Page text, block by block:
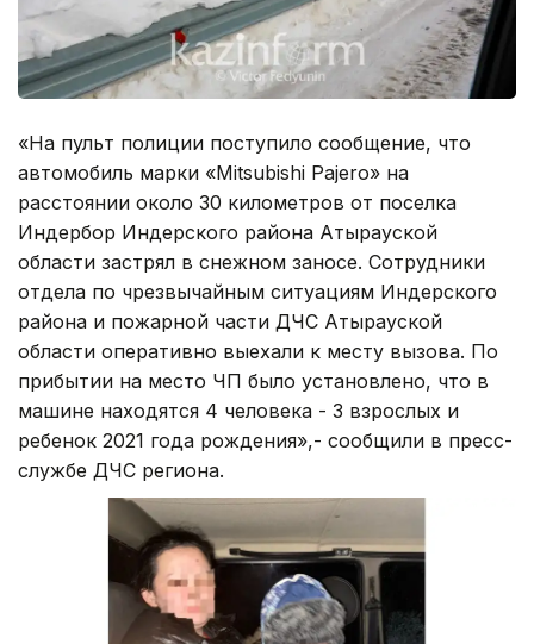
«На пульт полиции поступило сообщение, что
автомобиль марки «Mitsubishi Pajero» на
расстоянии около 30 километров от поселка
Индербор Индерского района Атырауской
области застрял в снежном заносе. Сотрудники
отдела по чрезвычайным ситуациям Индерского
района и пожарной части ДЧС Атырауской
области оперативно выехали к месту вызова. По
прибытии на место ЧП было установлено, что в
машине находятся 4 человека - 3 взрослых и
ребенок 2021 года рождения»,- сообщили в пресс-
службе ДЧС региона.